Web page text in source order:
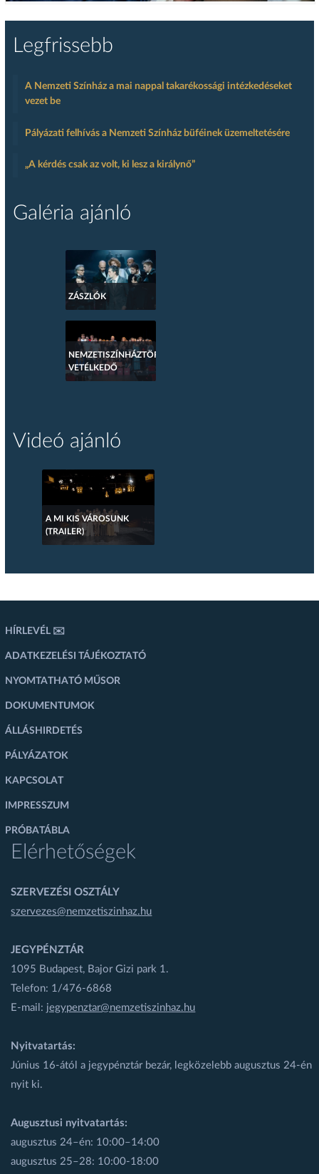
Legfrissebb
A Nemzeti Színház a mai nappal takarékossági intézkedéseket
vezet be
Pályázati felhívás a Nemzeti Színház büféinek üzemeltetésére
„A kérdés csak az volt, ki lesz a királynő”
Galéria ajánló
ZÁSZLÓK
NEMZETISZÍNHÁZTÖRTÉNETI
VETÉLKEDŐ
Videó ajánló
A MI KIS VÁROSUNK
(TRAILER)
HÍRLEVÉL ✉️
ADATKEZELÉSI TÁJÉKOZTATÓ
NYOMTATHATÓ MŰSOR
DOKUMENTUMOK
ÁLLÁSHIRDETÉS
PÁLYÁZATOK
KAPCSOLAT
IMPRESSZUM
PRÓBATÁBLA
Elérhetőségek
SZERVEZÉSI OSZTÁLY
szervezes@nemzetiszinhaz.hu
JEGYPÉNZTÁR
1095 Budapest, Bajor Gizi park 1.
Telefon: 1/476-6868
E-mail: jegypenztar@nemzetiszinhaz.hu
Nyitvatartás:
Június 16-ától a jegypénztár bezár, legközelebb augusztus 24-én
nyit ki.
Augusztusi nyitvatartás:
augusztus 24–én: 10:00–14:00
augusztus 25–28: 10:00-18:00